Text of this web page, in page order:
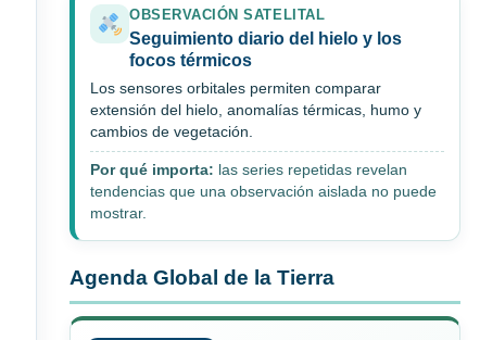
OBSERVACIÓN SATELITAL
Seguimiento diario del hielo y los
focos térmicos
Los sensores orbitales permiten comparar
extensión del hielo, anomalías térmicas, humo y
cambios de vegetación.
Por qué importa: las series repetidas revelan
tendencias que una observación aislada no puede
mostrar.
Agenda Global de la Tierra